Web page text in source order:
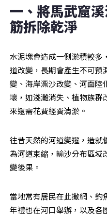
一、將馬武窟
筋拆除乾淨
水泥塊會造成一側淤積較多
道改變，長期會產生不可
變、海岸漂沙改變、河面陸
壞，如淺灘消失、植物族群
來還需花費經費清淤。
往昔天然的河道變遷，造就
為河道束縮，輸沙分布區
變後果。
當地常有居民在此撒網、
年禮也在河口舉辦，以及各